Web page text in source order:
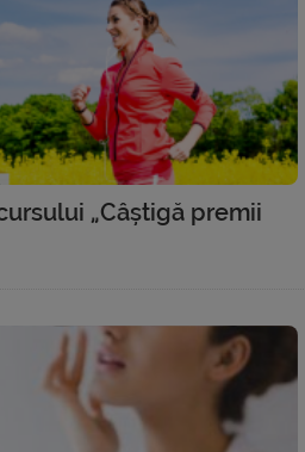
„Câștigă premii